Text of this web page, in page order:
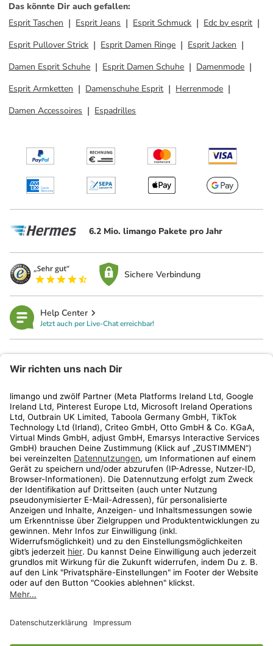
Das könnte Dir auch gefallen:
Esprit Taschen
Esprit Jeans Esprit Schmuck
Edc by esprit
Esprit Pullover Strick
Esprit Damen Ringe
Esprit Jacken
Damen Esprit Schuhe
Esprit Damen Schuhe
Damenmode
Esprit Armketten
Damenschuhe Esprit
Herrenmode
Damen Accessoires
Espadrilles
6.2 Mio. limango Pakete pro Jahr
Sichere Verbindung
Help Center
Jetzt auch per Live-Chat erreichbar!
Kundenservice
Shop
Aktionen
Travel